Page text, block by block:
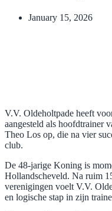
January 15, 2026
V.V. Oldeholtpade heeft
aangesteld als hoofdtrainer
Theo Los op, die na vier
club.
De 48-jarige Koning is
Hollandscheveld. Na ruim
verenigingen voelt V.V.
en logische stap in zijn